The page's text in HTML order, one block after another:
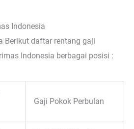
Indonesia
Berikut daftar rentang gaji
Indonesia berbagai posisi :
Gaji Pokok Perbulan